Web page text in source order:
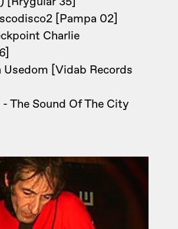
[Pampa 02]
Charlie
Usedom [Vidab Records
The Sound Of The City